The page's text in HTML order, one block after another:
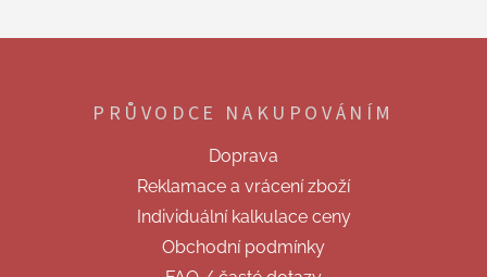
PRŮVODCE NAKUPOVÁNÍM
Doprava
Reklamace a vrácení zboží
Individuální kalkulace ceny
Obchodní podmínky